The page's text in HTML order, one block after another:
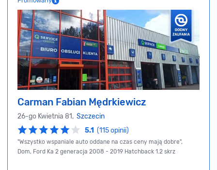
Carman Fabian Mędrkiewicz
26-go Kwietnia 81, Szczecin
5.1 (115 opinii)
"Wszystko wspaniale auto oddane na czas ceny mają dobre",
Dom, Ford Ka 2 generacja 2008 - 2019 Hatchback 1.2 skrz